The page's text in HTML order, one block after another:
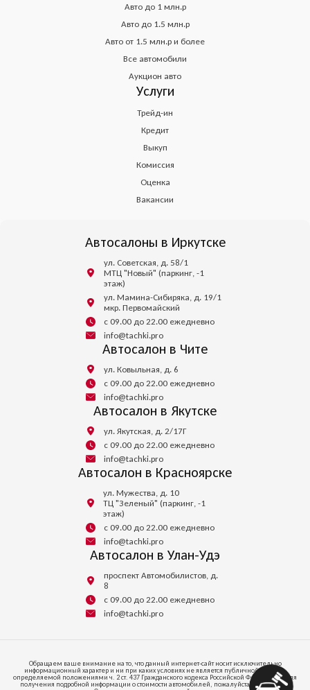
Авто до 1 млн.р
Авто до 1.5 млн.р
Авто от 1.5 млн.р и более
Все автомобили
Аукцион авто
Услуги
Трейд-ин
Кредит
Выкуп
Комиссия
Оценка
Вакансии
Автосалоны в Иркутске
ул. Советская, д. 58/1
МТЦ "Новый" (паркинг, -1
этаж)
ул. Мамина-Сибиряка, д. 19/1
мкр. Первомайский
с 09.00 до 22.00 ежедневно
info@tachki.pro
Автосалон в Чите
ул. Ковыльная, д. 6
с 09.00 до 22.00 ежедневно
info@tachki.pro
Автосалон в Якутске
ул. Якутская, д. 2/17Г
с 09.00 до 22.00 ежедневно
info@tachki.pro
Автосалон в Красноярске
ул. Мужества, д. 10
ТЦ "Зеленый" (паркинг, -1
этаж)
с 09.00 до 22.00 ежедневно
info@tachki.pro
Автосалон в Улан-Удэ
проспект Автомобилистов, д.
8
с 09.00 до 22.00 ежедневно
info@tachki.pro
Обращаем ваше внимание на то, что данный интернет-сайт носит исключительно
информационный характер и ни при каких условиях не является публичной офертой,
определяемой положениями ч. 2 ст. 437 Гражданского кодекса Российской Федерации. Для
получения подробной информации о стоимости автомобилей, пожалуйста, обратитесь к